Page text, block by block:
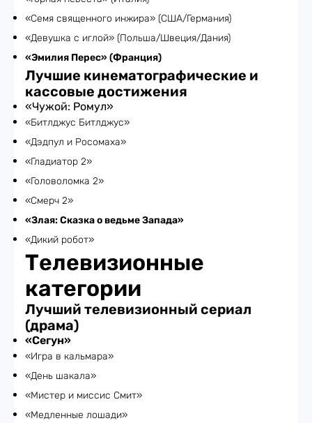
«Семя священного инжира» (США/Германия)
«Девушка с иглой» (Польша/Швеция/Дания)
«Эмилия Перес» (Франция)
Лучшие кинематографические и
кассовые достижения
«Чужой: Ромул»
«Битлджус Битлджус»
«Дэдпул и Росомаха»
«Гладиатор 2»
«Головоломка 2»
«Смерч 2»
«Злая: Сказка о ведьме Запада»
«Дикий робот»
Телевизионные
категории
Лучший телевизионный сериал
(драма)
«Сегун»
«Игра в кальмара»
«День шакала»
«Мистер и миссис Смит»
«Медленные лошади»